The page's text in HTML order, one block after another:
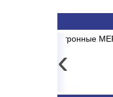
15.2 до 15кг LCD, 2г,
‹
INVERTER